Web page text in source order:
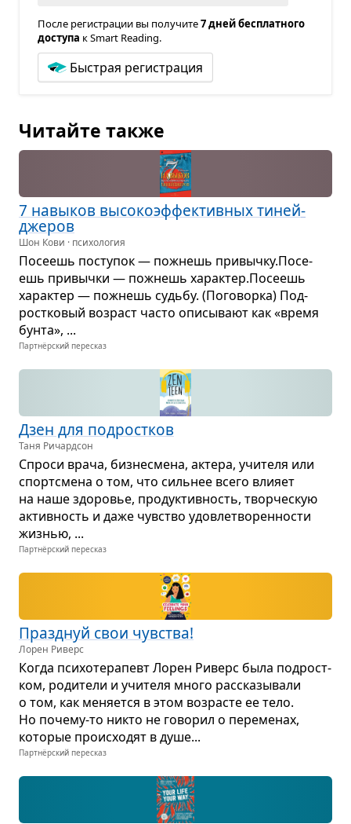
После регистрации вы получите7 дней бесплатного
доступа к Smart Reading.
Быстрая регистрация
Читайте также
7 навы­ков высо­ко­эф­фек­тив­ных тиней­
дже­ров
Шон Кови · психология
Посе­ешь посту­пок — пожнешь при­вычку.Посе­
ешь при­вычки — пожнешь харак­тер.Посе­ешь
харак­тер — пожнешь судьбу. (Пого­ворка) Под­
рост­ко­вый воз­раст часто опи­сы­вают как «время
бунта», ...
Партнёрский пересказ
Дзен для под­рост­ков
Таня Ричардсон
Спроси врача, биз­не­смена, актера, учи­теля или
спорт­смена о том, что силь­нее всего вли­яет
на наше здо­ро­вье, про­дук­тив­ность, твор­че­скую
актив­ность и даже чув­ство удо­вле­тво­рен­но­сти
жиз­нью, ...
Партнёрский пересказ
Празд­нуй свои чув­ства!
Лорен Риверс
Когда пси­хо­те­ра­певт Лорен Риверс была под­рост­
ком, роди­тели и учи­теля много рас­ска­зы­вали
о том, как меня­ется в этом воз­ра­сте ее тело.
Но почему-то никто не гово­рил о пере­ме­нах,
кото­рые про­ис­хо­дят в душе...
Партнёрский пересказ